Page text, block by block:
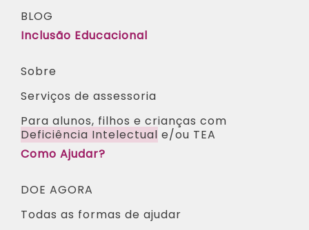
BLOG
Inclusão Educacional
Sobre
Serviços de assessoria
Para alunos, filhos e crianças com
Deficiência Intelectual e/ou TEA ​
Como Ajudar?
DOE AGORA
Todas as formas de ajudar